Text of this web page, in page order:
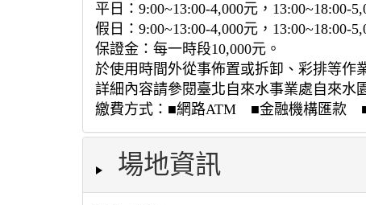
平日：9:00~13:00-4,000元，13:00~18:00-
假日：9:00~13:00-4,000元，13:00~18:00-
保證金：每一時段10,000元。
於使用時間外從事佈置或拆卸、彩排等作
詳細內容請參閱臺北自來水事業處自來水
繳費方式：■網路ATM ■金融機構匯款
場地資訊